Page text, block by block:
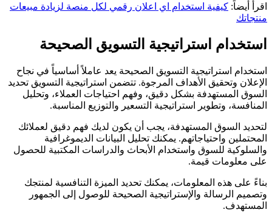
اقرأ أيضاً: كيفية استخدام اي اعلان رقمي لكل منصة لزيادة مبيعات
منتجاتك
استخدام استراتيجية التسويق الصحيحة
استخدام استراتيجية التسويق الصحيحة يعد عاملاً أساسياً في نجاح
الإعلان وتحقيق الأهداف المرجوة. تتضمن استراتيجية التسويق تحديد
السوق المستهدفة بشكل دقيق، وفهم احتياجات العملاء، وتحليل
المنافسة، وتطوير استراتيجية التسعير والتوزيع المناسبة.
لتحديد السوق المستهدفة، يجب أن يكون لديك فهم دقيق لعملائك
المحتملين واحتياجاتهم. يمكنك تحليل البيانات الديموغرافية
والسلوكية للسوق واستخدام الأبحاث والدراسات المكتبية للحصول
على معلومات قيمة.
بناءً على هذه المعلومات، يمكنك تحديد الميزة التنافسية لمنتجك
وتصميم الرسالة والإستراتيجية الصحيحة للوصول إلى الجمهور
المستهدف.